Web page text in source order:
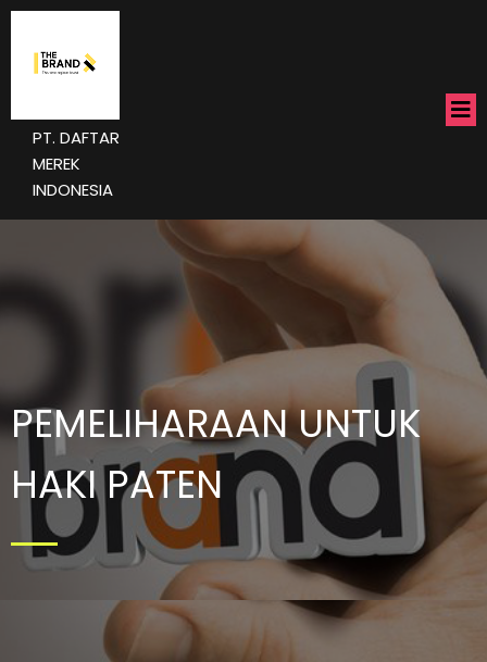
PT. DAFTAR
MEREK
INDONESIA
PEMELIHARAAN UNTUK
HAKI PATEN